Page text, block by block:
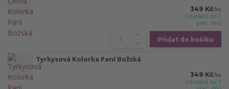
349 Kč/ks
Odeslání do 7
prac. dnů
Přidat do košíku
Tyrkysová Kolorka Paní Božská
349 Kč/ks
Odeslání do 7